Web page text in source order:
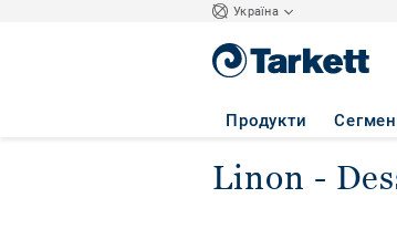
Україна
Продукти
Linon -
Головна сторінка